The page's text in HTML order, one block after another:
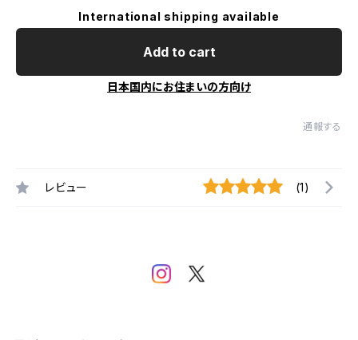
International shipping available
Add to cart
日本国内にお住まいの方向け
通報する
レビュー (1)